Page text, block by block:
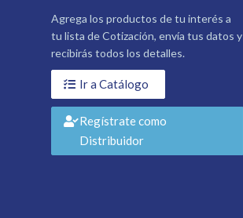
Agrega los productos de tu interés a
tu lista de Cotización, envía tus datos y
recibirás todos los detalles.
Ir a Catálogo
Regístrate como
Distribuidor